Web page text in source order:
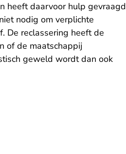
heeft daarvoor hulp gevraagd
nodig om verplichte
De reclassering heeft de
of de maatschappij
geweld wordt dan ook